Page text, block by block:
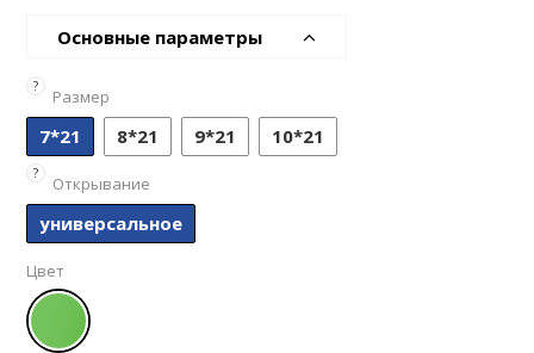
Основные параметры
?
Размер
7*21 8*21 9*21 10*21
?
Открывание
универсальное
Цвет